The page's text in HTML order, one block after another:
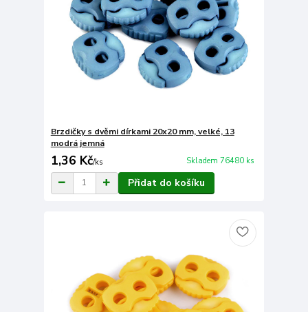
Brzdičky s dvěmi dírkami 20x20 mm, velké, 13
modrá jemná
1,36 Kč/ks Skladem 76480 ks
Přidat do košíku